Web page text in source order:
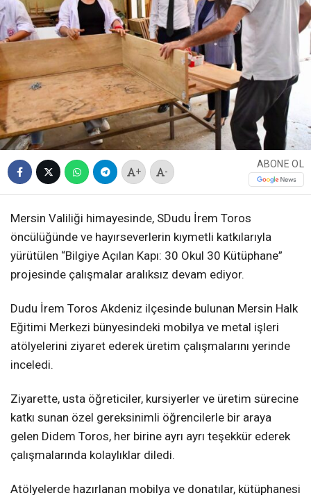
+ -
ABONE OL
Mersin Valiliği himayesinde, SDudu İrem Toros
öncülüğünde ve hayırseverlerin kıymetli katkılarıyla
yürütülen “Bilgiye Açılan Kapı: 30 Okul 30 Kütüphane”
projesinde çalışmalar aralıksız devam ediyor.
Dudu İrem Toros Akdeniz ilçesinde bulunan Mersin Halk
Eğitimi Merkezi bünyesindeki mobilya ve metal işleri
atölyelerini ziyaret ederek üretim çalışmalarını yerinde
inceledi.
Ziyarette, usta öğreticiler, kursiyerler ve üretim sürecine
katkı sunan özel gereksinimli öğrencilerle bir araya
gelen Didem Toros, her birine ayrı ayrı teşekkür ederek
çalışmalarında kolaylıklar diledi.
Atölyelerde hazırlanan mobilya ve donatılar, kütüphanesi